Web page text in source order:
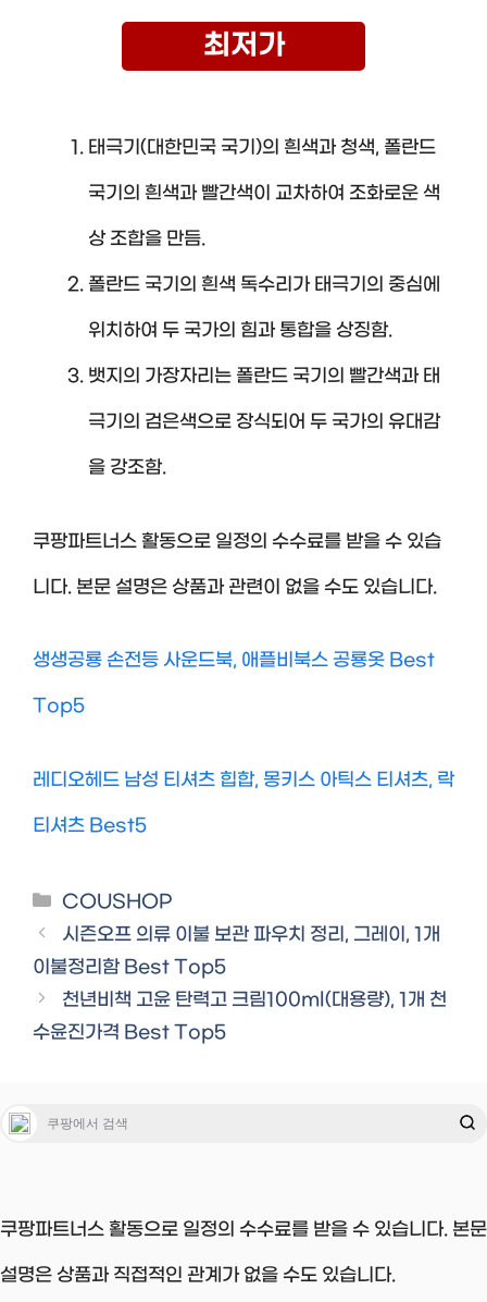
최저가
태극기(대한민국 국기)의 흰색과 청색, 폴란드
국기의 흰색과 빨간색이 교차하여 조화로운 색
상 조합을 만듬.
폴란드 국기의 흰색 독수리가 태극기의 중심에
위치하여 두 국가의 힘과 통합을 상징함.
뱃지의 가장자리는 폴란드 국기의 빨간색과 태
극기의 검은색으로 장식되어 두 국가의 유대감
을 강조함.
쿠팡파트너스 활동으로 일정의 수수료를 받을 수 있습
니다. 본문 설명은 상품과 관련이 없을 수도 있습니다.
생생공룡 손전등 사운드북, 애플비북스 공룡옷 Best
Top5
레디오헤드 남성 티셔츠 힙합, 몽키스 아틱스 티셔츠, 락
티셔츠 Best5
Categories
COUSHOP
시즌오프 의류 이불 보관 파우치 정리, 그레이, 1개
이불정리함 Best Top5
천년비책 고윤 탄력고 크림100ml(대용량), 1개 천
수윤진가격 Best Top5
쿠팡파트너스 활동으로 일정의 수수료를 받을 수 있습니다. 본문
설명은 상품과 직접적인 관계가 없을 수도 있습니다.